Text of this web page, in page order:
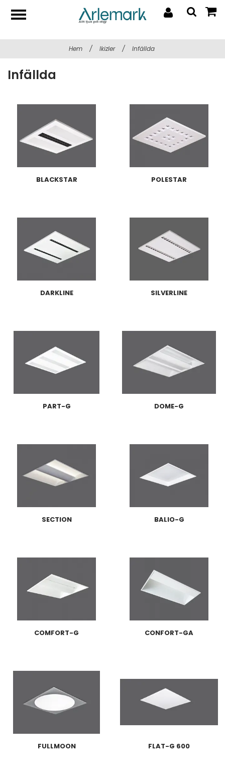
Hem / Ikizler / Infällda
Infällda
BLACKSTAR POLESTAR
DARKLINE SILVERLINE
PART-G DOME-G
SECTION BALIO-G
COMFORT-G CONFORT-GA
FULLMOON FLAT-G 600